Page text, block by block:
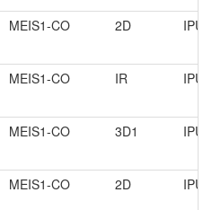
MEIS1-CO 2D IPU
MEIS1-CO IR IPU
MEIS1-CO 3D1 IPU
MEIS1-CO 2D IPU